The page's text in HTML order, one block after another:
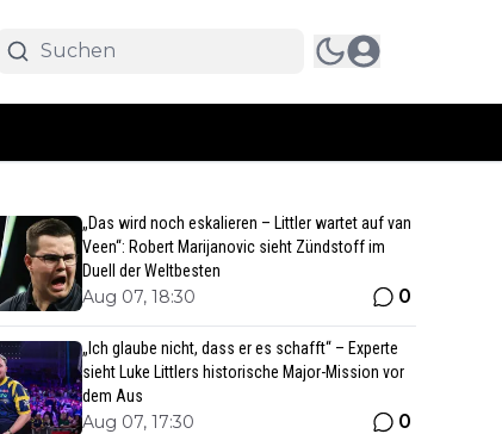
„Das wird noch eskalieren – Littler wartet auf van
Veen“: Robert Marijanovic sieht Zündstoff im
Duell der Weltbesten
Aug 07, 18:30 0
„Ich glaube nicht, dass er es schafft“ – Experte
sieht Luke Littlers historische Major-Mission vor
dem Aus
Aug 07, 17:30 0